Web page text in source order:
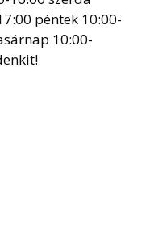
péntek 10:00-
10:00-